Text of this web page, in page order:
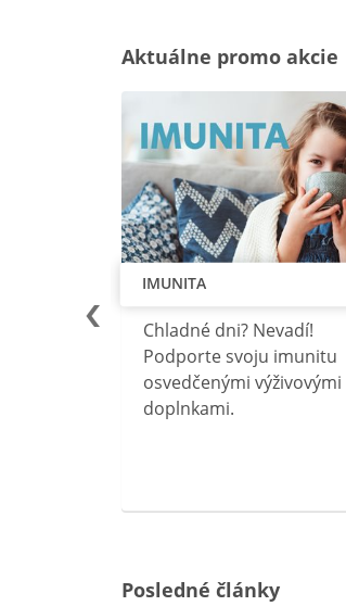
Aktuálne promo akcie
IMUNITA
Chladné dni? Nevadí!
Podporte svoju imunitu
osvedčenými výživovými
doplnkami.
Posledné články